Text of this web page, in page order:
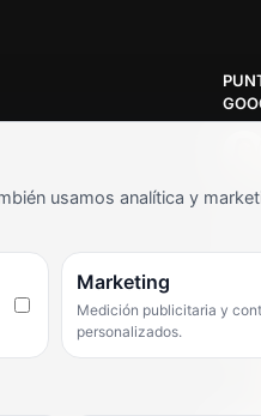
usamos analítica y
Marketing
Medición publicitaria y
personalizados.